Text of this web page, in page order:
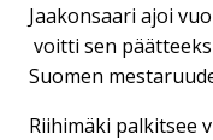
Jaakonsaari ajoi
voitti sen
Suomen
Riihimäki palkitsee